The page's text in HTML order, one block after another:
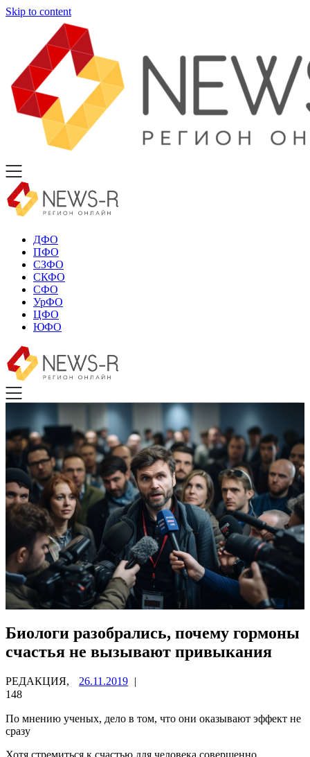
Skip to content
ДФО
ПФО
СЗФО
СКФО
СФО
УрФО
ЦФО
ЮФО
Биологи разобрались, почему гормоны
счастья не вызывают привыкания
РЕДАКЦИЯ, 26.11.2019 |
148
По мнению ученых, дело в том, что они оказывают эффект не
сразу
Хотя стремиться к счастью для человека совершенно